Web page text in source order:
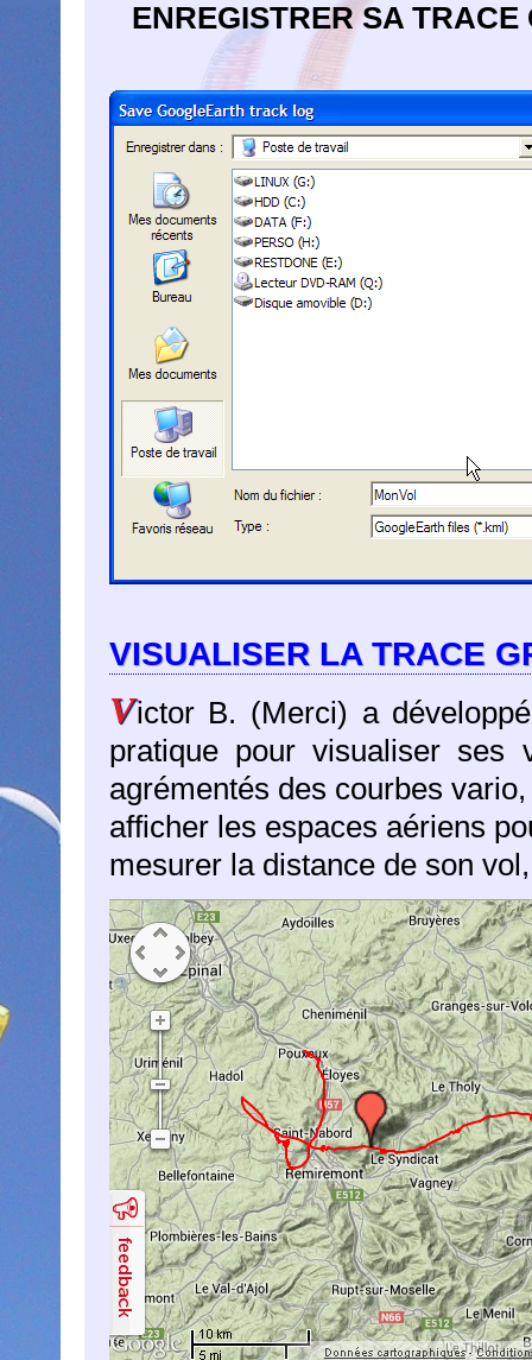
ENREGISTRER SA
VISUALISER LA TRACE
Victor B. (Merci) a
pratique pour visualiser ses
agrémentés des courbes
afficher les espaces aériens
mesurer la distance de son